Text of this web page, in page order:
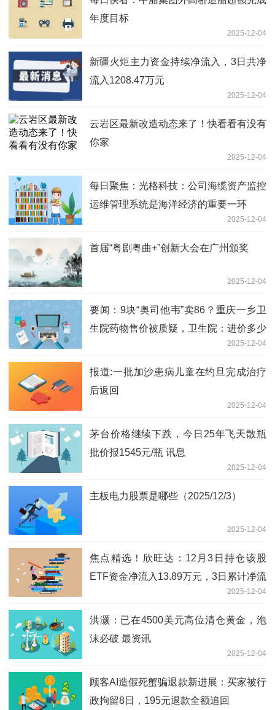
年度目标
2025-12-04
新疆火炬主力资金持续净流入，3日共净
流入1208.47万元
2025-12-04
云岩区最新改造动态来了！快看看有没有
你家
2025-12-04
每日聚焦：光格科技：公司海缆资产监控
运维管理系统是海洋经济的重要一环
2025-12-04
首届“粤剧粤曲+”创新大会在广州颁奖
2025-12-04
要闻：9块“奥司他韦”卖86？重庆一乡卫
生院药物售价被质疑，卫生院：进价多少
2025-12-04
报道:一批加沙患病儿童在约旦完成治疗
后返回
2025-12-04
茅台价格继续下跌，今日25年飞天散瓶
批价报1545元/瓶 讯息
2025-12-04
主板电力股票是哪些（2025/12/3）
2025-12-04
焦点精选！欣旺达：12月3日持仓该股
ETF资金净流入13.89万元，3日累计净流
2025-12-04
洪灏：已在4500美元高位清仓黄金，泡
沫必破 最资讯
2025-12-04
顾客AI造假死蟹骗退款新进展：买家被行
政拘留8日，195元退款全额追回